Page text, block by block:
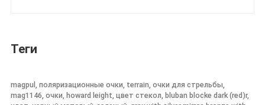
Теги
magpul, поляризационные очки, terrain, очки для стрельбы,
mag1146, очки, howard leight, цвет стекол, bluban blocke dark (red)r,